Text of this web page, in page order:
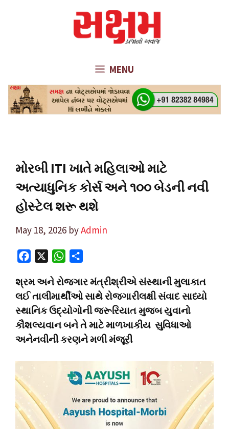
MENU
મોરબી ITI ખાતે મહિલાઓ માટે
અત્યાધુનિક કોર્સ અને ૧૦૦ બેડની નવી
હોસ્ટેલ શરૂ થશે
May 18, 2026 byAdmin
c
e
b
o
o
a
t
s
A
p
a
r
e
શ્રમ અને રોજગાર મંત્રીશ્રીએ સંસ્થાની મુલાકાત
લઈ તાલીમાર્થીઓ સાથે રોજગારીલક્ષી સંવાદ સાધ્યો
સ્થાનિક ઉદ્યોગોની જરૂરિયાત મુજબ યુવાનો
કૌશલ્યવાન બને તે માટે માળખાકીય સુવિધાઓ
અનેનવીની કરણને મળી મંજૂરી